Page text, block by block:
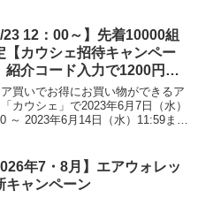
ですね。対象となるカード一...
23 12：00～】先着10000組
【カウシェ招待キャンペー
紹介コード入力で1200円以
商品に使える1000円クーポ
レゼント！
買いでお得にお買い物ができるア
カウシェ」で2023年6月7日（水）
～ 2023年6月14日（水）11:59まで
に新規登録すると...
年7・8月】エアウォレッ
キャンペーン